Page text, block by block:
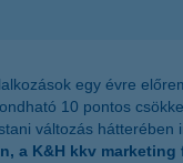
egy évre
10 pontos
változás
a K&H kkv